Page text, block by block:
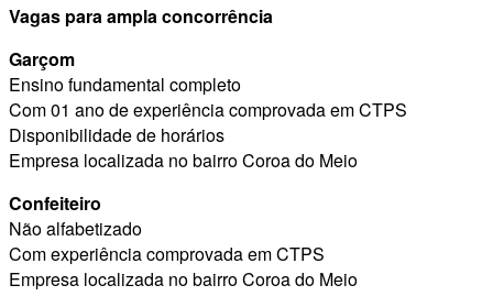
Vagas para ampla concorrência
Garçom
Ensino fundamental completo
Com 01 ano de experiência comprovada em CTPS
Disponibilidade de horários
Empresa localizada no bairro Coroa do Meio
Confeiteiro
Não alfabetizado
Com experiência comprovada em CTPS
Empresa localizada no bairro Coroa do Meio